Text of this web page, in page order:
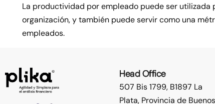
La productividad por empleado puede ser
organización, y también puede servir como una
empleados.
Head Office
507 Bis 1799, B1897 La
Plata, Provincia de